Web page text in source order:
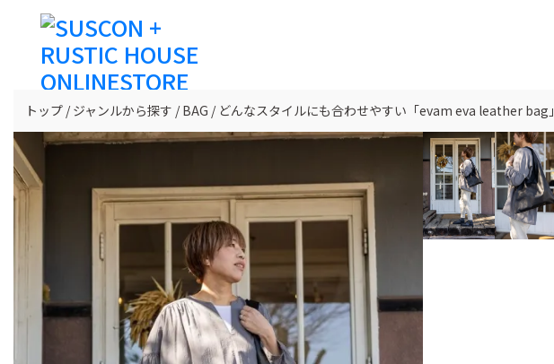
トップ ジャンルから探す BAG どんなスタイルにも合わせやすい「evam eva leather bag」